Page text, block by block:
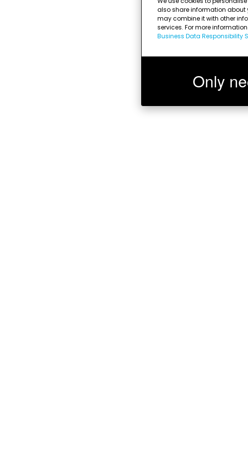
also share information about
may combine it with other
services. For more
Business Data Responsibility
Only